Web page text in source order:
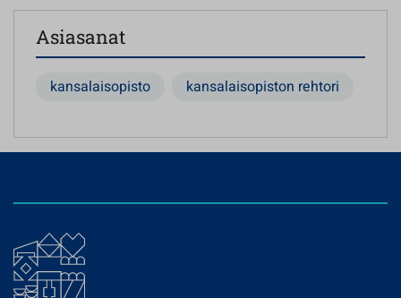
Asiasanat
kansalaisopisto kansalaisopiston rehtori